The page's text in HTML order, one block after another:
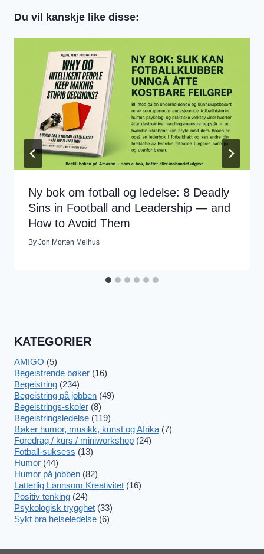
Du vil kanskje like disse:
Ny bok om fotball og ledelse: 8 Deadly
Sins in Football and Leadership — and
How to Avoid Them
By Jon Morten Melhus
KATEGORIER
AMIGO (5)
Begeistrende bøker (16)
Begeistring (234)
Begeistring på jobben (49)
Begeistrings-skoler (8)
Begeistringsledelse (119)
Bøker humor, musikk, kunst og Afrika (7)
Foredrag / kurs / miniworkshop (24)
Fotball-suksess (13)
Humor (44)
Humor på jobben (82)
Latterlig Lønnsom Kreativitet (16)
Positiv tenking (24)
Psykologisk trygghet (33)
Sykt bra helseledelse (6)